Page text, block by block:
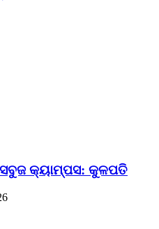
କ୍ୟାମ୍ପସ: କୁଳପତି